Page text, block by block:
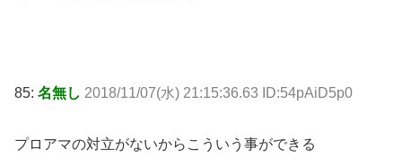
85: 名無し 2018/11/07(水) 21:15:36.63 ID:54pAiD5p0
プロアマの対立がないからこういう事ができる